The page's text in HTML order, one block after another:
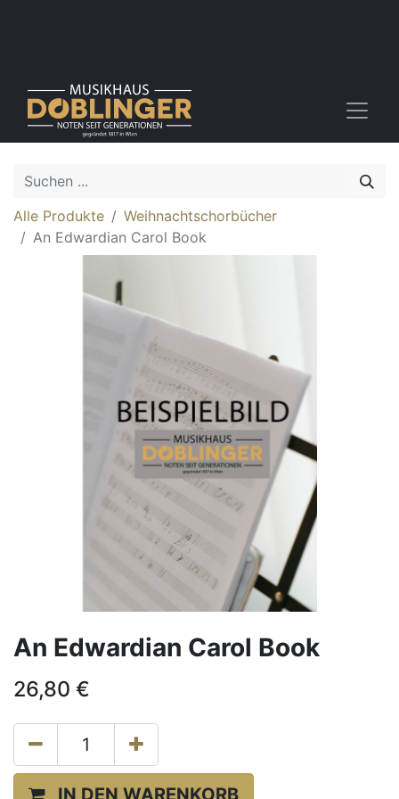
Alle Produkte
Weihnachtschorbücher
An Edwardian Carol Book
An Edwardian Carol Book
26,80 €
IN DEN WARENKORB